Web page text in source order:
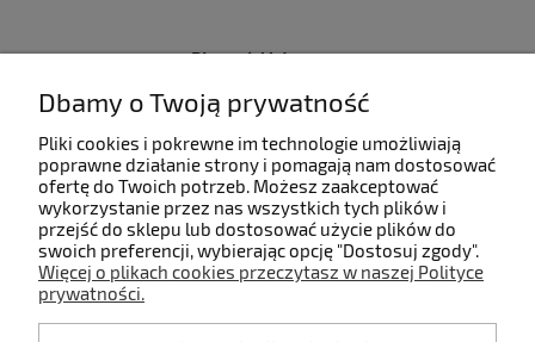
Płatności i dostawa
O nas
Kontakt
Dbamy o Twoją prywatność
Pliki cookies i pokrewne im technologie umożliwiają
poprawne działanie strony i pomagają nam dostosować
ofertę do Twoich potrzeb. Możesz zaakceptować
wykorzystanie przez nas wszystkich tych plików i
przejść do sklepu lub dostosować użycie plików do
swoich preferencji, wybierając opcję "Dostosuj zgody".
Więcej o plikach cookies przeczytasz w naszej Polityce
prywatności.